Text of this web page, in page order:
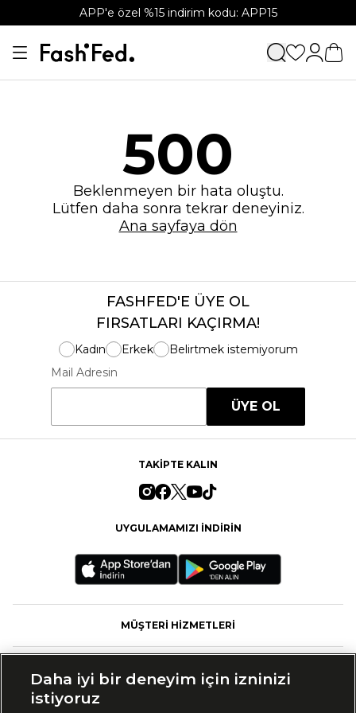
APP'e özel %15 indirim kodu: APP15
500
Beklenmeyen bir hata oluştu.
Lütfen daha sonra tekrar deneyiniz.
Ana sayfaya dön
FASHFED'E ÜYE OL
FIRSATLARI KAÇIRMA!
Kadın Erkek
Belirtmek istemiyorum
Mail Adresin
ÜYE OL
TAKİPTE KALIN
UYGULAMAMIZI İNDİRİN
MÜŞTERİ HİZMETLERİ
Daha iyi bir deneyim için izninizi
istiyoruz